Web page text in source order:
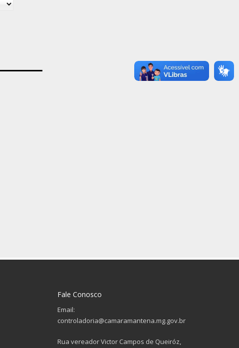
Fale Conosco
Email:
controladoria@camaramantena.mg.gov.br
Rua vereador Victor Campos de Queiróz,